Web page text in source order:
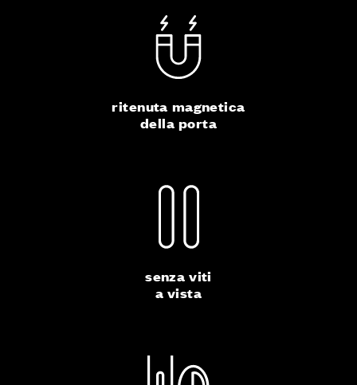
ritenuta magnetica
della porta
senza viti
a vista